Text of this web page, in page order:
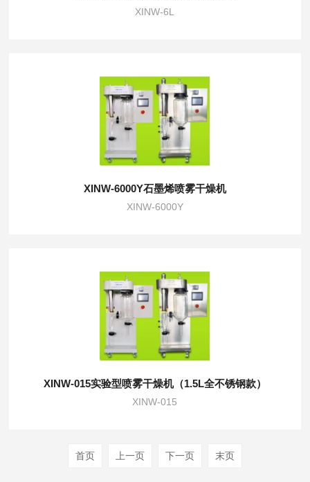
XINW-6L
XINW-6000Y石墨烯喷雾干燥机
XINW-6000Y
XINW-015实验型喷雾干燥机（1.5L全不锈钢款）
XINW-015
首页 上一页 下一页 末页